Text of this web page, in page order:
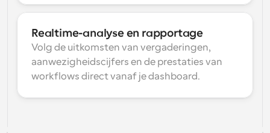
Realtime-analyse en rapportage
Volg de uitkomsten van vergaderingen,
aanwezigheidscijfers en de prestaties van
workflows direct vanaf je dashboard.